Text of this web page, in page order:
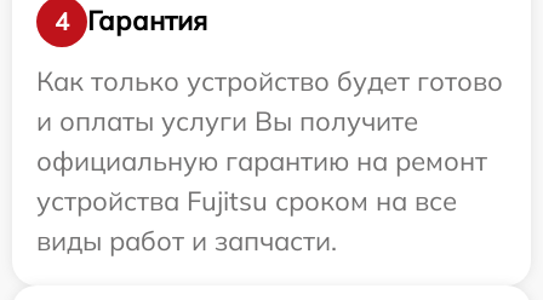
4
Гарантия
Как только устройство будет готово
и оплаты услуги Вы получите
официальную гарантию на ремонт
устройства Fujitsu сроком на все
виды работ и запчасти.